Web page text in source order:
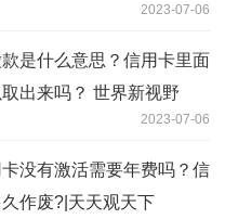
2023-07-06
是什么意思？信用卡里面
出来吗？ 世界新视野
2023-07-06
没有激活需要年费吗？信
作废?|天天观天下